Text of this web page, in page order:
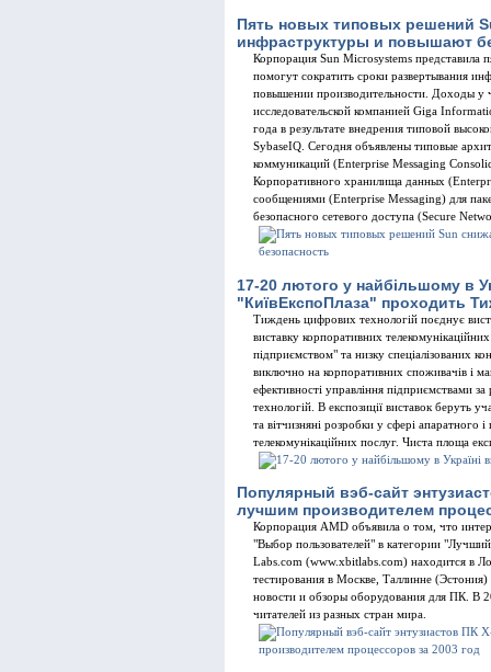
Пять новых типовых решений
инфраструктуры и повышают
Корпорация Sun Microsystems представила
помогут сократить сроки развертывания
повышении производительности. Доходы у
исследовательской компанией Giga
года в результате внедрения типовой
SybaseIQ. Сегодня объявлены типовые
коммуникаций (Enterprise Messaging
Корпоративного хранилища данных
сообщениями (Enterprise Messaging) для
безопасного сетевого доступа (Secure
17-20 лютого у найбiльшому в
"КиївЕкспоПлаза" проходить
Тиждень цифрових технологiй поєднує
виставку корпоративних
пiдприємством" та низку спецiалiзованих
виключно на корпоративних споживачiв i
ефективностi управлiння пiдприємствами
технологiй. В експозицiї виставок беруть
та вiтчизнянi розробки у сферi апаратного
телекомунiкацiйних послуг. Чиста площа
Популярный вэб-сайт
лучшим производителем
Корпорация AMD объявила о том, что
"Выбор пользователей" в категории
Labs.com (www.xbitlabs.com) находится в
тестирования в Москве, Таллинне
новости и обзоры оборудования для ПК. В
читателей из разных стран мира.